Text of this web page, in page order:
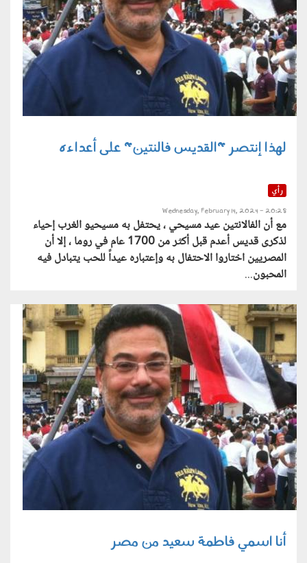
لهذا إنتصر "القديس فالنتين" على أعداءه
رأي
Wednesday, February 14, 2024 - 20:28
مع أن الفالانتين عيد مسيحي ، يحتفل به مسيحيو الغرب إحياء
لذكرى قديس أعدم قبل أكثر من 1700 عام في روما ، إلا أن
المصريين اختاروا الاحتفال به وإعتباره عيداً للحب يتبادل فيه
المحبون...
أنا اسمي فاطمة سعيد من مصر